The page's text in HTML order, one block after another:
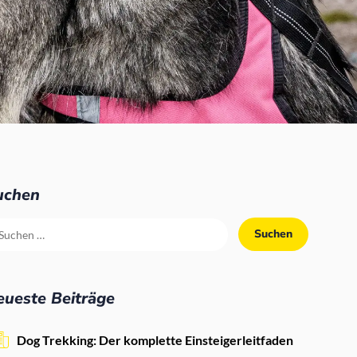
Beiträge
Dog Trekking: Der komplette Einsteigerleitfaden